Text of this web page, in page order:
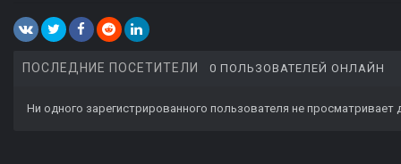
ПОСЛЕДНИЕ ПОСЕТИТЕЛИ 0 ПОЛЬЗОВАТЕЛЕЙ ОНЛАЙН
Ни одного зарегистрированного пользователя не просматривает